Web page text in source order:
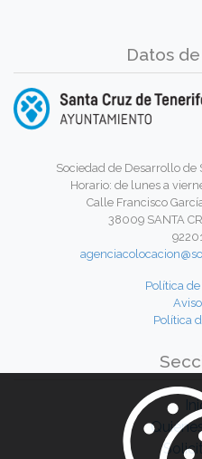
Datos
Sociedad de Desarrollo de
Horario: de lunes a
Calle Francisco
38009 SANTA
Política
Política